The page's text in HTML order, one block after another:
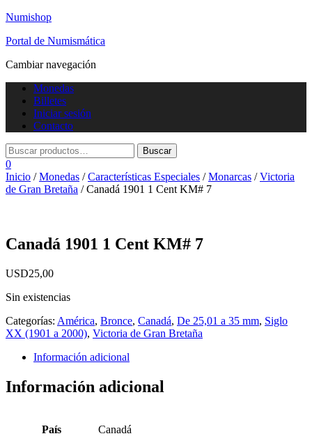
Numishop
Portal de Numismática
Cambiar navegación
Monedas
Billetes
Iniciar sesión
Contacto
0
Inicio /Monedas /Características Especiales /Monarcas /Victoria
de Gran Bretaña / Canadá 1901 1 Cent KM# 7
Canadá 1901 1 Cent KM# 7
USD25,00
Sin existencias
Categorías: América, Bronce, Canadá, De 25,01 a 35 mm, Siglo
XX (1901 a 2000), Victoria de Gran Bretaña
Información adicional
Información adicional
País Canadá